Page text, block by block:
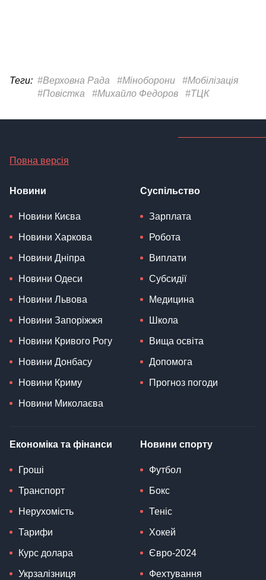
Теги: #Верховна Рада #Міноборони
#Мобілізація
#Повістка
#Михайло Федоров #ТЦК
Повна версія
Новини
Новини Києва
Новини Харкова
Новини Дніпра
Новини Одеси
Новини Львова
Новини Запоріжжя
Новини Кривого Рогу
Новини Донбасу
Новини Криму
Новини Миколаєва
Суспільство
Зарплата
Робота
Виплати
Субсидії
Медицина
Школа
Вища освіта
Допомога
Прогноз погоди
Економіка та фінанси
Гроші
Транспорт
Нерухомість
Тарифи
Курс долара
Укрзалізниця
Новини спорту
Футбол
Бокс
Теніс
Хокей
Євро-2024
Фехтування